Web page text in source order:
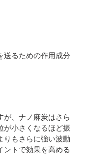
送るための作用成分
が、ナノ麻炭はさら
が小さくなるほど振
りもさらに強い波動
ントで効果を高める